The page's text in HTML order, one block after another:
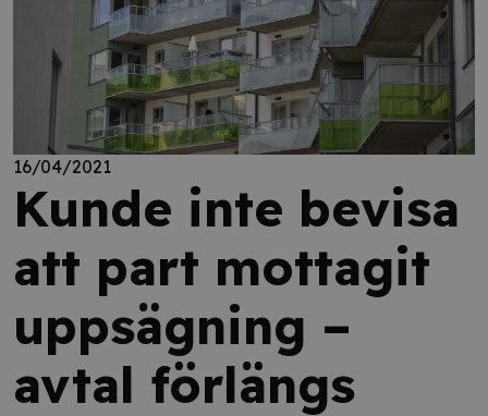
16/04/2021
Kunde inte bevisa
att part mottagit
uppsägning –
avtal förlängs